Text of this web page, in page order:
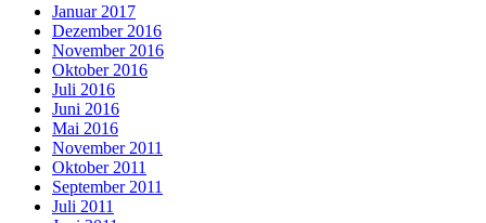
Januar 2017
Dezember 2016
November 2016
Oktober 2016
Juli 2016
Juni 2016
Mai 2016
November 2011
Oktober 2011
September 2011
Juli 2011